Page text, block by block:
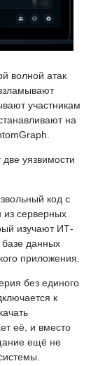
волной атак
участникам
на
уязвимости
код с
серверных
изучают ИТ-
базе данных
приложения.
без единого
к
её, и вместо
ещё не